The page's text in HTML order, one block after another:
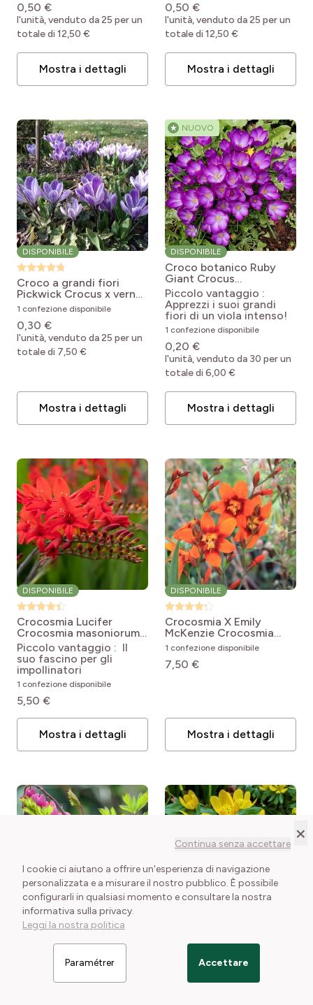
×
Continua senza accettare
I cookie ci aiutano a offrire un'esperienza di navigazione
personalizzata e a misurare il nostro pubblico. È possibile
configurarli in qualsiasi momento e consultare la nostra
informativa sulla privacy.
Leggi la nostra politica
Paramétrer Accettare
Filtrer les articles
0,50 €
l'unità, venduto da 25 per un
totale di 12,50 €
Mostra i dettagli
0,50 €
l'unità, venduto da 25 per un
totale di 12,50 €
Mostra i dettagli
DISPONIBILE
Croco a grandi fiori
Pickwick Crocus x vernus
Pickwick
1 confezione disponibile
0,30 €
l'unità, venduto da 25 per un
totale di 7,50 €
Mostra i dettagli
★ NUOVO
DISPONIBILE
Croco botanico Ruby
Giant Crocus
tommasinianus Ruby
Giant
Piccolo vantaggio :
Apprezzi i suoi grandi
fiori di un viola intenso!
1 confezione disponibile
0,20 €
l'unità, venduto da 30 per un
totale di 6,00 €
Mostra i dettagli
DISPONIBILE
Crocosmia Lucifer
Crocosmia masoniorum x
paniculata Lucifer
Piccolo vantaggio : Il
suo fascino per gli
impollinatori
1 confezione disponibile
5,50 €
Mostra i dettagli
DISPONIBILE
Crocosmia X Emily
McKenzie Crocosmia
crocosmiflora Emily
McKenzie
1 confezione disponibile
7,50 €
Mostra i dettagli
DISPONIBILE
Cuor di Maria Rosa o
Dicentra spectabilis
2 confezioni disponibili
Eranthis cilicica Eranthis
cilicica
sua fioritura precoce